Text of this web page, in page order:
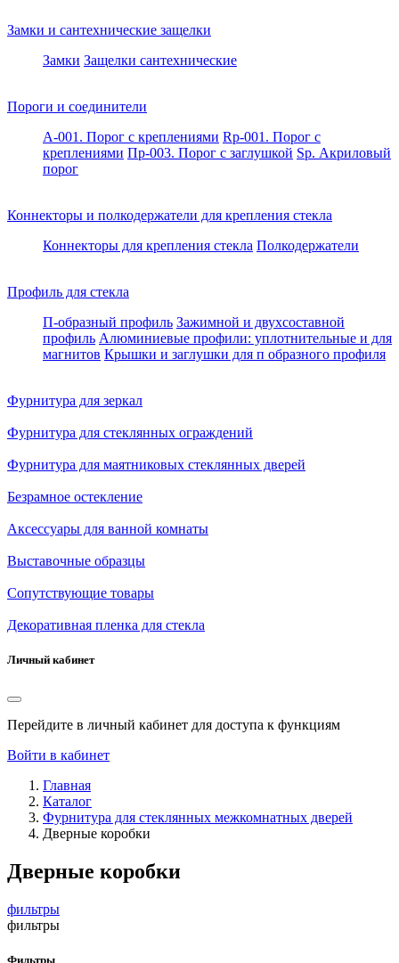
Замки и сантехнические защелки
Замки Защелки сантехнические
Пороги и соединители
A-001. Порог с креплениями Rp-001. Порог с
креплениями Пр-003. Порог с заглушкой Sp. Акриловый
порог
Коннекторы и полкодержатели для крепления стекла
Коннекторы для крепления стекла Полкодержатели
Профиль для стекла
П-образный профиль Зажимной и двухсоставной
профиль Алюминиевые профили: уплотнительные и для
магнитов Крышки и заглушки для п образного профиля
Фурнитура для зеркал
Фурнитура для стеклянных ограждений
Фурнитура для маятниковых стеклянных дверей
Безрамное остекление
Аксессуары для ванной комнаты
Выставочные образцы
Сопутствующие товары
Декоративная пленка для стекла
Личный кабинет
Перейдите в личный кабинет для доступа к функциям
Войти в кабинет
Главная
Каталог
Фурнитура для стеклянных межкомнатных дверей
Дверные коробки
Дверные коробки
фильтры
фильтры
Фильтры